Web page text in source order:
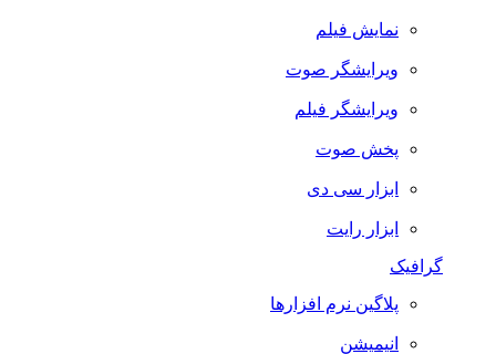
نمایش فیلم
ویرایشگر صوت
ویرایشگر فیلم
پخش صوت
ابزار سی دی
ابزار رایت
گرافیک
پلاگین نرم افزارها
انیمیشن